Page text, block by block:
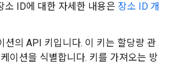
소 ID에 대한 자세한 내용은 장소 ID 개
션의 API 키입니다. 이 키는 할당량 관
이션을 식별합니다. 키를 가져오는 방